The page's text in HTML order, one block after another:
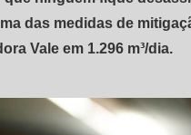
das medidas de
Vale em 1.296 m³/dia.